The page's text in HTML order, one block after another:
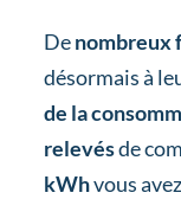
Denombreux
désormais à
de la
relevésde
kWhvous avez